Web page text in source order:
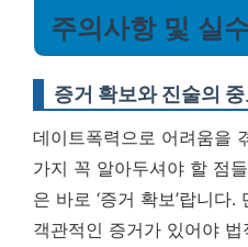
주의사항 및 실
증거 확보와 진술의
데이트폭력으로 어려움을
가지 꼭 알아두셔야 할 점
은 바로 ‘증거 확보’랍니다
객관적인 증거가 있어야